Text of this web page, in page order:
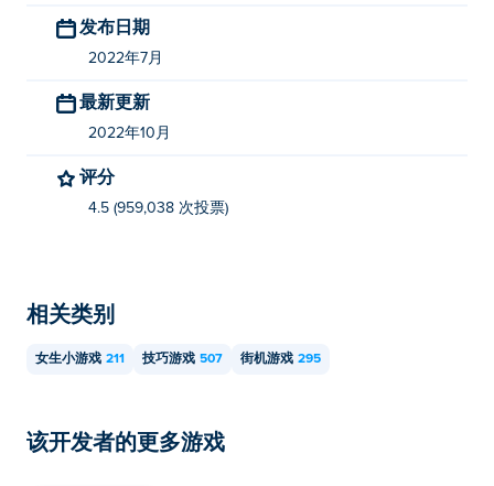
发布日期
2022年7月
最新更新
2022年10月
评分
4.5 (959,038 次投票)
相关类别
女生小游戏 211 技巧游戏 507 街机游戏 295
该开发者的更多游戏